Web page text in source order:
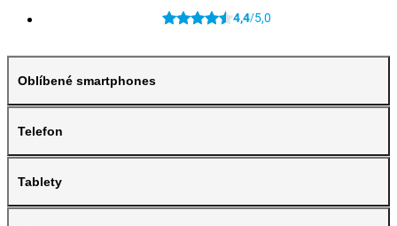
4,4/5,0
Oblíbené smartphones
Telefon
Tablety